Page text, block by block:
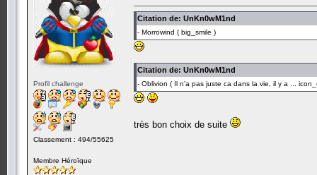
Profil challenge
Classement : 494/55625
Membre Héroïque
Citation de: UnKn0wM1nd
- Morrowind ( big_smile )
Citation de: UnKn0wM1nd
- Oblivion ( Il n'a pas juste ca dans la vie, il y a ...
très bon choix de suite